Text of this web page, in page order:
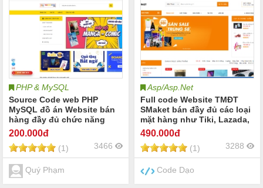
PHP & MySQL
Source Code web PHP
MySQL đồ án Website bán
hàng đầy đủ chức năng
200.000đ
(1) 3466
Quý Phạm
Asp/Asp.Net
Full code Website TMĐT
SMaket bán đầy đủ các loại
mặt hàng như Tiki, Lazada,
Thanh toán sản phẩm.
490.000đ
(1) 3288
Code Dạo